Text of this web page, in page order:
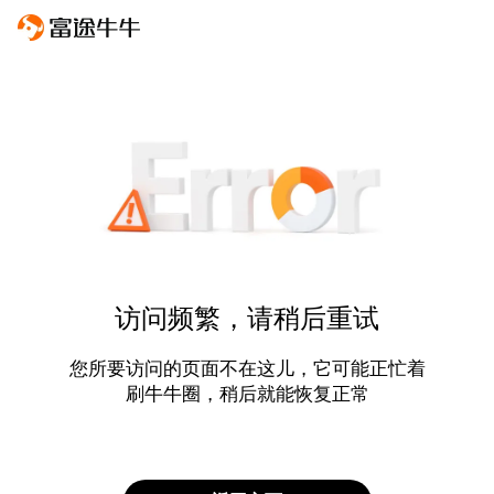
访问频繁，请稍后重试
您所要访问的页面不在这儿，它可能正忙着
刷牛牛圈，稍后就能恢复正常